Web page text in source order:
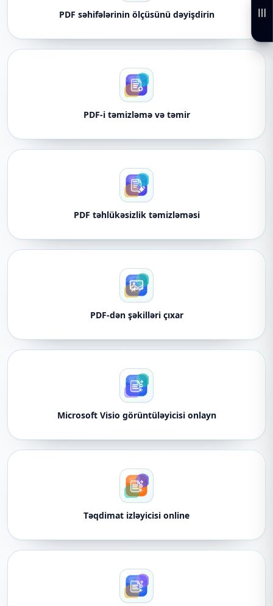
PDF səhifələrinin ölçüsünü dəyişdirin
PDF-i təmizləmə və təmir
PDF təhlükəsizlik təmizləməsi
PDF-dən şəkilləri çıxar
Microsoft Visio görüntüləyicisi onlayn
Təqdimat izləyicisi online